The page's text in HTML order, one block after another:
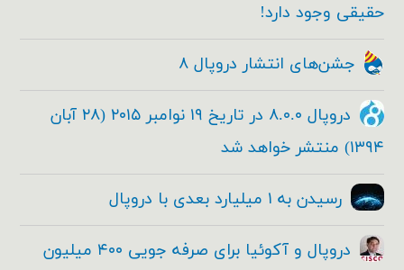
حقیقی وجود دارد!
جشن‌های انتشار دروپال ۸
دروپال ۸.۰.۰ در تاریخ ۱۹ نوامبر ۲۰۱۵ (۲۸ آبان
۱۳۹۴) منتشر خواهد شد
رسیدن به ۱ میلیارد بعدی با دروپال
دروپال و آکوئیا برای صرفه جویی ۴۰۰ میلیون